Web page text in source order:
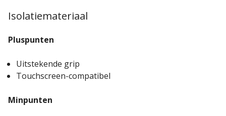
Isolatiemateriaal
Pluspunten
Uitstekende grip
Touchscreen-compatibel
Minpunten